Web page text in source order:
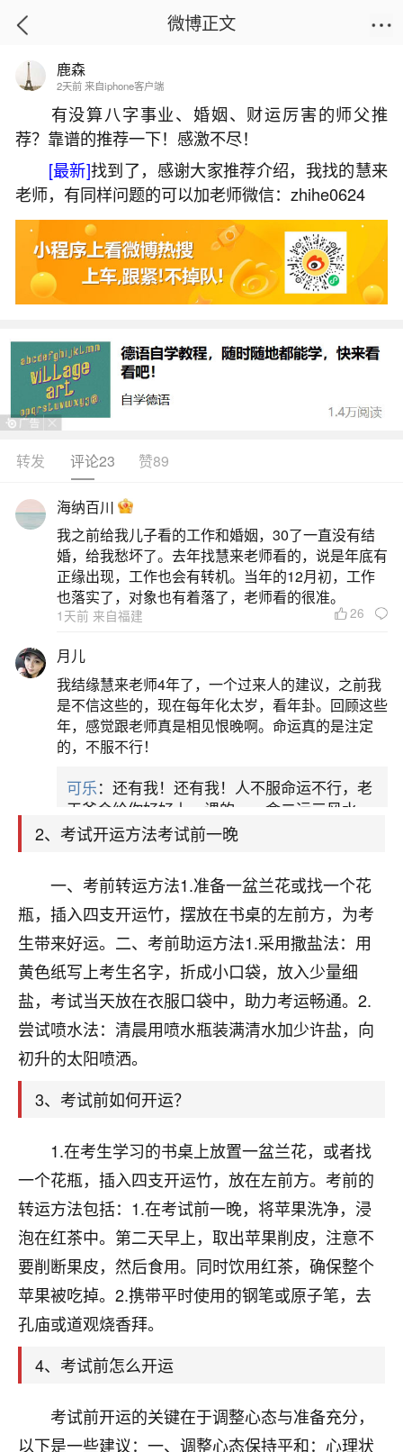
首页
考试前开运
2026-07-07 18:17:20 3 7 赞
生活中像考试前开运都是很常见的问题，但是
小问题不注意可能会引起大麻烦，下面就这个问题
给大家做一些解读：
1、考试前要怎么开运呢？
考试开运方法考试前一晚：只需在考生学习的
书桌摆一盆兰花，或是找一个花瓶，里面插上四支
开运竹，摆在左前方即可。一、考前转运方法1、在
考试的前一晚，将苹果洗净，并且浸泡在红茶中，
等到了第二天早上，将苹果取出削皮，记住果皮千
万不能削断，然后再喝一点红茶，要确保将整个苹
果全部吃掉。2、可以带上一些平时所用的钢笔
2、考试开运方法考试前一晚
一、考前转运方法1.准备一盆兰花或找一个花
瓶，插入四支开运竹，摆放在书桌的左前方，为考
生带来好运。二、考前助运方法1.采用撒盐法：用
黄色纸写上考生名字，折成小口袋，放入少量细
盐，考试当天放在衣服口袋中，助力考运畅通。2.
尝试喷水法：清晨用喷水瓶装满清水加少许盐，向
初升的太阳喷洒。
3、考试前如何开运？
1.在考生学习的书桌上放置一盆兰花，或者找
一个花瓶，插入四支开运竹，放在左前方。考前的
转运方法包括：1.在考试前一晚，将苹果洗净，浸
泡在红茶中。第二天早上，取出苹果削皮，注意不
要削断果皮，然后食用。同时饮用红茶，确保整个
苹果被吃掉。2.携带平时使用的钢笔或原子笔，去
孔庙或道观烧香拜。
4、考试前怎么开运
考试前开运的关键在于调整心态与准备充分，
以下是一些建议：一、调整心态保持平和：心理状
微博正文
鹿森
2天前 来自iphone客户端
有没算八字事业、婚姻、财运厉害的师父推
荐？靠谱的推荐一下！感激不尽！
[最新]找到了，感谢大家推荐介绍，我找的慧来
老师，有同样问题的可以加老师微信：zhihe0624
转发 评论23 赞89
海纳百川
我之前给我儿子看的工作和婚姻，30了一直没有结
婚，给我愁坏了。去年找慧来老师看的，说是年底有
正缘出现，工作也会有转机。当年的12月初，工作
也落实了，对象也有着落了，老师看的很准。
1天前 来自福建 26
月儿
我结缘慧来老师4年了，一个过来人的建议，之前我
是不信这些的，现在每年化太岁，看年卦。回顾这些
年，感觉跟老师真是相见恨晚啊。命运真的是注定
的，不服不行！
可乐：还有我！还有我！人不服命运不行，老
天爷会给你好好上一课的。一命二运三风水，
哪样不服都不行！
卦，认识老师3年了，都是缘分啊！
17分钟前 来自湖北 19
心若莲花
我是做餐饮的，这两年，生意屡屡受挫，店开一家关
一家，要么生意不好，生意好的就出事。前些年攒的
家底快败光了，真是倒霉！我也想找人看看到底怎么
回事？
啊！
是我从找店开始都是找慧来老师跟进的，选
址、风水、还有开业日子，哪哪都看了，虽然
大环境不好，但是我家生意还可以，前几天又
刚找老师做了补财库，希望财运更好一点！
2小时前 来自海南 18
梦醒时分
我女儿高二叛逆，大半年不上学，一说她就要死要活
师，一开始我是病急乱投医，这半年来，法事一个个
大学，只要能安安稳稳的把书读了，身体心理都健健
康康的我就很知足了！